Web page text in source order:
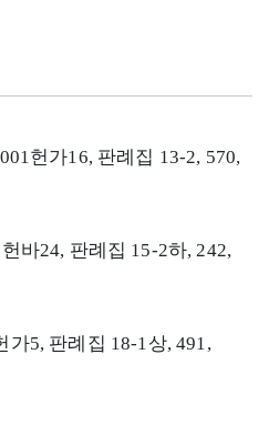
헌가16, 판례집 13-2, 570,
바24, 판례집 15-2하, 242,
가5, 판례집 18-1상, 491,